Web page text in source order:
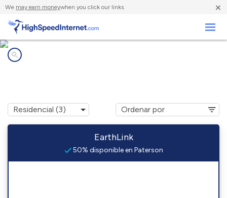
We may earn moneywhen you click our links. ×
EarthLink
50% disponible en Paterson